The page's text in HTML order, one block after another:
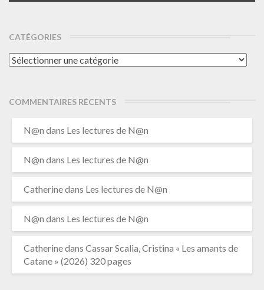
CATÉGORIES
Catégories
COMMENTAIRES RÉCENTS
N@n dans Les lectures de N@n
N@n dans Les lectures de N@n
Catherinedans Les lectures de N@n
N@n dans Les lectures de N@n
Catherinedans Cassar Scalia, Cristina « Les amants de
Catane » (2026) 320 pages